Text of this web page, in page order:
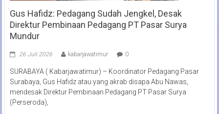
Gus Hafidz: Pedagang Sudah Jengkel, Desak
Direktur Pembinaan Pedagang PT Pasar Surya
Mundur
26 Juli 2026 kabarjawatimur 0
SURABAYA ( Kabarjawatimur) – Koordinator Pedagang Pasar
Surabaya, Gus Hafidz atau yang akrab disapa Abu Nawas,
mendesak Direktur Pembinaan Pedagang PT Pasar Surya
(Perseroda),